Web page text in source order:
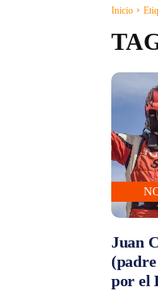
Inicio
Juan
por el